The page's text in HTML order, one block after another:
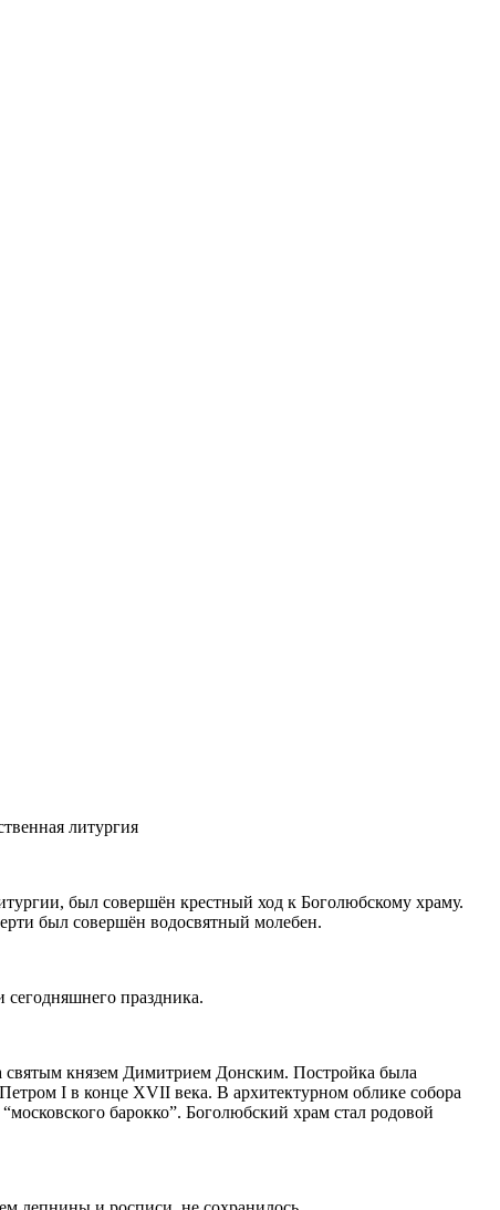
литургия
был совершён крестный ход к Боголюбскому храму.
был совершён водосвятный молебен.
праздника.
святым князем Димитрием Донским. Постройка была
I в конце XVII века. В архитектурном облике собора
барокко”. Боголюбский храм стал родовой